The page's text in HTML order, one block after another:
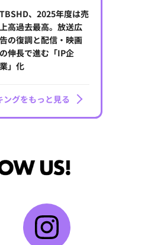
TBSHD、2025年度は売
上高過去最高。放送広
告の復調と配信・映画
の伸長で進む「IP企
業」化
ングをもっと見る